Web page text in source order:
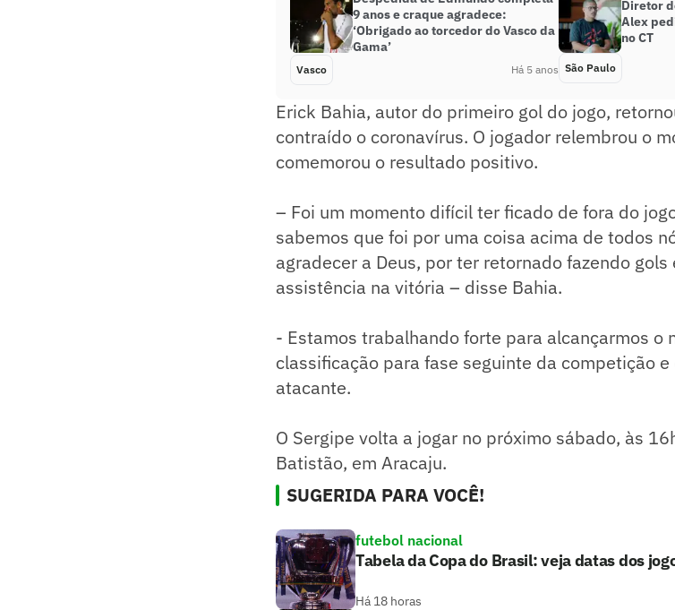
9 anos e craque agradece:
‘Obrigado ao torcedor do Vasco da
Gama’
Vasco Há 5 anos
Diretor
Alex
no CT
São Paulo
Erick Bahia, autor do primeiro gol do jogo,
contraído o coronavírus. O jogador relembrou o
comemorou o resultado positivo.
– Foi um momento difícil ter ficado de fora do
sabemos que foi por uma coisa acima de todos
agradecer a Deus, por ter retornado fazendo
assistência na vitória – disse Bahia.
- Estamos trabalhando forte para alcançarmos o
classificação para fase seguinte da competição
atacante.
O Sergipe volta a jogar no próximo sábado, às
Batistão, em Aracaju.
SUGERIDA PARA VOCÊ!
futebol nacional
Tabela da Copa do Brasil: veja datas dos
Há 18 horas